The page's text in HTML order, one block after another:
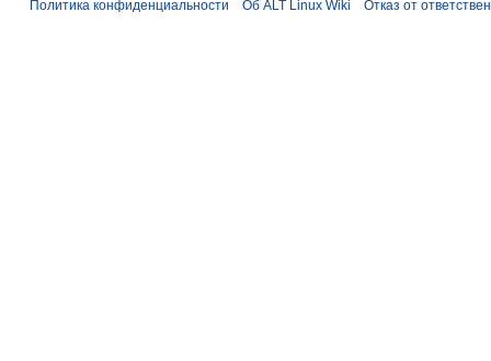
Политика конфиденциальности Об ALT Linux Wiki Отказ от